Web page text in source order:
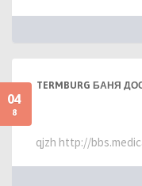
04
8
TERMBURG БАНЯ
qjzh http://